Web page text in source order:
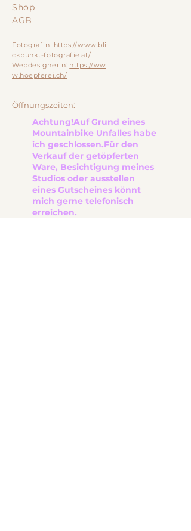
Shop
AGB
Fotografin: https://www.bli
ckpunkt-fotografie.at/
Webdesignerin: https://ww
w.hoepferei.ch/
Öffnungszeiten:
Achtung!Auf Grund eines
Mountainbike Unfalles habe
ich geschlossen.Für den
Verkauf der getöpferten
Ware, Besichtigung meines
Studios oder ausstellen
eines Gutscheines könnt
mich gerne telefonisch
erreichen.